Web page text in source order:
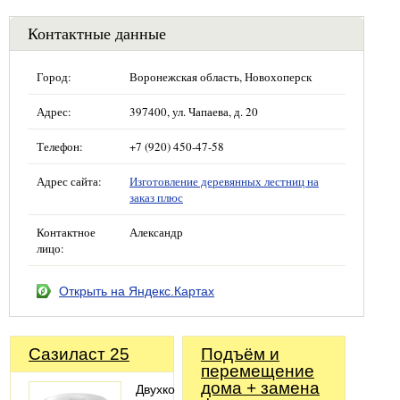
Контактные данные
Город: Воронежская область, Новохоперск
Адрес: 397400, ул. Чапаева, д. 20
Телефон: +7 (920) 450-47-58
Адрес сайта:
Изготовление деревянных лестниц на
заказ плюс
Контактное
лицо:
Александр
Открыть на Яндекс.Картах
Сазиласт 25
Двухкомпонентный
Подъём и
перемещение
дома + замена